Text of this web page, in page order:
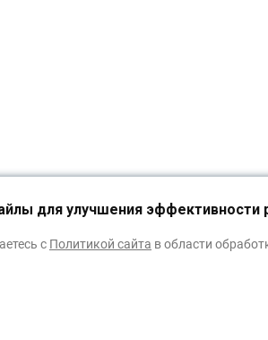
для улучшения эффективности
с Политикой сайта в области